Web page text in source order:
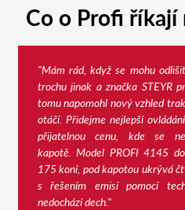
Co o Profi říkají
"Mám rád, když se mohu
trochu jinak a značka STEYR
tomu napomohl nový vzhled
otáčí. Přidejme nejlepší
přijatelnou cenu, kde se
kapotě. Model PROFI 4145
175 koní, pod kapotou ukrývá
s řešením emisí pomocí
nedochází dech."